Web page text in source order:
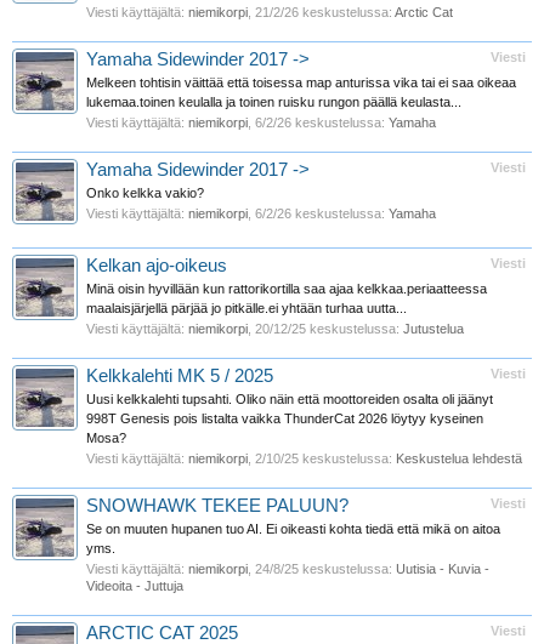
Viesti käyttäjältä: niemikorpi 21/2/26 keskustelussa: Arctic Cat
Viesti
Yamaha Sidewinder 2017 ->
Melkeen tohtisin väittää että toisessa map anturissa vika tai ei saa oikeaa
lukemaa.toinen keulalla ja toinen ruisku rungon päällä keulasta...
Viesti käyttäjältä: niemikorpi 6/2/26 keskustelussa: Yamaha
Viesti
Yamaha Sidewinder 2017 ->
Onko kelkka vakio?
Viesti käyttäjältä: niemikorpi 6/2/26 keskustelussa: Yamaha
Viesti
Kelkan ajo-oikeus
Minä oisin hyvillään kun rattorikortilla saa ajaa kelkkaa.periaatteessa
maalaisjärjellä pärjää jo pitkälle.ei yhtään turhaa uutta...
Viesti käyttäjältä: niemikorpi 20/12/25 keskustelussa: Jutustelua
Viesti
Kelkkalehti MK 5 / 2025
Uusi kelkkalehti tupsahti. Oliko näin että moottoreiden osalta oli jäänyt
998T Genesis pois listalta vaikka ThunderCat 2026 löytyy kyseinen
Mosa?
Viesti käyttäjältä: niemikorpi 2/10/25 keskustelussa: Keskustelua lehdestä
Viesti
SNOWHAWK TEKEE PALUUN?
Se on muuten hupanen tuo AI. Ei oikeasti kohta tiedä että mikä on aitoa
yms.
Viesti käyttäjältä: niemikorpi 24/8/25 keskustelussa: Uutisia - Kuvia -
Videoita - Juttuja
Viesti
ARCTIC CAT 2025